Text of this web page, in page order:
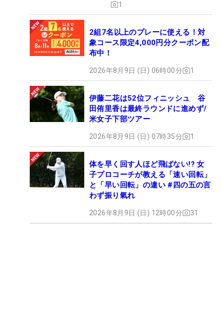
1
2組7名以上のプレーに使える！対
象コース限定4,000円分クーポン配
布中！
2026年8月9日 (日) 06時00分 1
伊藤二花は52位フィニッシュ 谷
田侑里香は最終ラウンドに進めず/
米女子下部ツアー
2026年8月9日 (日) 07時35分 1
体を早く回す人ほど飛ばない!? 女
子プロコーチが教える「速い回転」
と「早い回転」の違い #四の五の言
わず振り氣れ
2026年8月9日 (日) 12時00分 31